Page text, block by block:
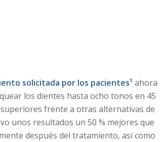
solicitada por los pacientes¹ ahora
los dientes hasta ocho tonos en 45
frente a otras alternativas de
unos resultados un 50 % mejores que
después del tratamiento, así como